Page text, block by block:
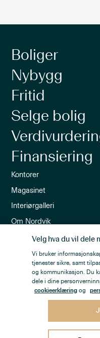
Boliger
Nybygg
Fritid
Selge bolig
Finansiering
Kontorer
Magasinet
Interiørgalleri
Om Nordvik
Ledige stillinger
Nordvik-appen
Nyhetsbrev
Velg hva du vil dele
Vi bruker
tjenester sikre, samt
og kommunikasjon. Du
dele i dine
cookieerklæringog